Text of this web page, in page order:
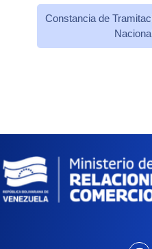
Constancia de